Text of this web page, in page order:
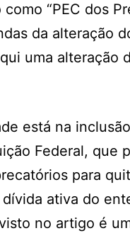
“PEC dos
da alteração
uma alteração
está na
Federal, que
para
ativa do
no artigo é